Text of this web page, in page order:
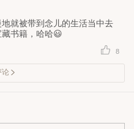
就被带到念儿的生活当中去
书籍，哈哈😃
8
论